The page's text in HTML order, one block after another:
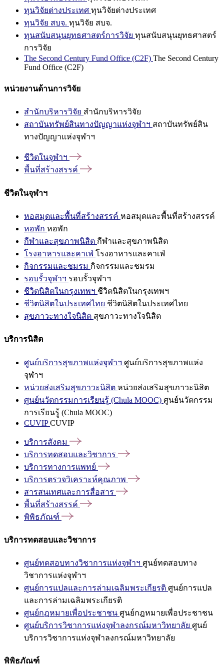
ทุนวิจัยต่างประเทศ ทุนวิจัยต่างประเทศ
ทุนวิจัย สบจ. ทุนวิจัย สบจ.
ทุนสนับสนุนยุทธศาสตร์การวิจัย ทุนสนับสนุนยุทธศาสตร์
การวิจัย
The Second Century Fund Office (C2F) The Second Century
Fund Office (C2F)
หน่วยงานด้านการวิจัย
สำนักบริหารวิจัย สำนักบริหารวิจัย
สถาบันทรัพย์สินทางปัญญาแห่งจุฬาฯ สถาบันทรัพย์สิน
ทางปัญญาแห่งจุฬาฯ
ชีวิตในจุฬาฯ
พื้นที่สร้างสรรค์
ชีวิตในจุฬาฯ
หอสมุดและพื้นที่สร้างสรรค์ หอสมุดและพื้นที่สร้างสรรค์
หอพัก หอพัก
กีฬาและสุขภาพนิสิต กีฬาและสุขภาพนิสิต
โรงอาหารและคาเฟ่ โรงอาหารและคาเฟ่
กิจกรรมและชมรม กิจกรรมและชมรม
รอบรั้วจุฬาฯ รอบรั้วจุฬาฯ
ชีวิตนิสิตในกรุงเทพฯ ชีวิตนิสิตในกรุงเทพฯ
ชีวิตนิสิตในประเทศไทย ชีวิตนิสิตในประเทศไทย
สุขภาวะทางใจนิสิต สุขภาวะทางใจนิสิต
บริการนิสิต
ศูนย์บริการสุขภาพแห่งจุฬาฯ ศูนย์บริการสุขภาพแห่ง
จุฬาฯ
หน่วยส่งเสริมสุขภาวะนิสิต หน่วยส่งเสริมสุขภาวะนิสิต
ศูนย์นวัตกรรมการเรียนรู้ (Chula MOOC) ศูนย์นวัตกรรม
การเรียนรู้ (Chula MOOC)
CUVIPCUVIP
บริการสังคม
บริการทดสอบและวิชาการ
บริการทางการแพทย์
บริการตรวจวิเคราะห์คุณภาพ
สารสนเทศและการสื่อสาร
พื้นที่สร้างสรรค์
พิพิธภัณฑ์
บริการทดสอบและวิชาการ
ศูนย์ทดสอบทางวิชาการแห่งจุฬาฯ ศูนย์ทดสอบทาง
วิชาการแห่งจุฬาฯ
ศูนย์การแปลและการล่ามเฉลิมพระเกียรติ ศูนย์การแปล
และการล่ามเฉลิมพระเกียรติ
ศูนย์กฎหมายเพื่อประชาชน ศูนย์กฎหมายเพื่อประชาชน
ศูนย์บริการวิชาการแห่งจุฬาลงกรณ์มหาวิทยาลัย ศูนย์
บริการวิชาการแห่งจุฬาลงกรณ์มหาวิทยาลัย
พิพิธภัณฑ์